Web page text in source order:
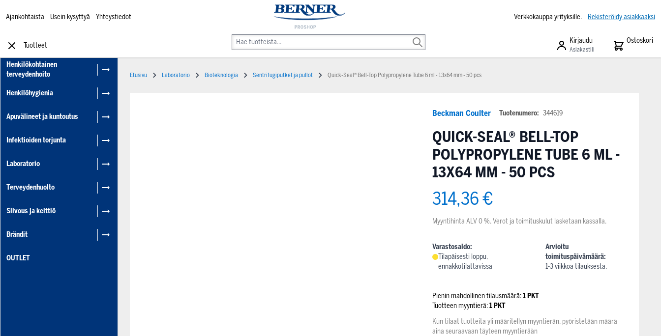
Ajankohtaista Usein kysyttyä Yhteystiedot Verkkokauppa yrityksille. Rekisteröidy asiakkaaksi
Tuotteet
Kirjaudu
Asiakastili
Ostoskori
Henkilökohtainen
terveydenhoito
Henkilöhygienia
Apuvälineet ja kuntoutus
Infektioiden torjunta
Laboratorio
Terveydenhuolto
Siivous ja keittiö
Brändit
OUTLET
Beckman Coulter Tuotenumero: 344619
QUICK-SEAL® BELL-TOP
POLYPROPYLENE TUBE 6 ML -
13X64 MM - 50 PCS
314,36 €
Myyntihinta ALV 0 %. Verot ja toimituskulut lasketaan kassalla.
Varastosaldo:
Tilapäisesti loppu,
ennakkotilattavissa
Arvioitu
toimituspäivämäärä:
1-3 viikkoa tilauksesta.
Pienin mahdollinen tilausmäärä:1 PKT
Tuotteen myyntierä:1 PKT
Kun tilaat tuotteita yli määritellyn myyntierän, pyöristetään määrä
aina seuraavaan täyteen myyntierään
Etusivu Laboratorio Bioteknologia Sentrifugiputket ja pullot Quick-Seal® Bell-Top Polypropylene Tube 6 ml - 13x64 mm - 50 pcs